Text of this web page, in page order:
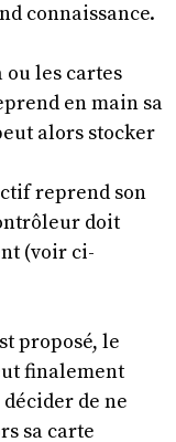
connaissance.
les cartes
en main sa
alors stocker
reprend son
doit
(voir ci-
proposé, le
finalement
de ne
sa carte